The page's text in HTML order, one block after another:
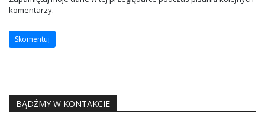
komentarzy.
BĄDŹMY W KONTAKCIE